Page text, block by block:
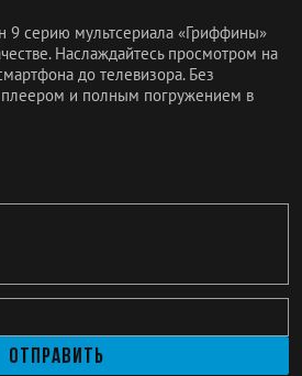
9 серию мультсериала «Гриффины»
Наслаждайтесь просмотром на
до телевизора. Без
плеером и полным погружением в
Отправить